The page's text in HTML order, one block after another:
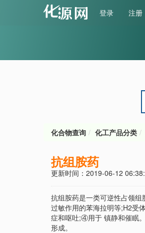
登录 注册
化合物查询 化工产品分类
抗组胺药
更新时间：2019-06-12
抗组胺药是一类可逆性占领
过敏作用的苯海拉明等;H2受
症和呕吐;④用于 镇静和催眠
形成。